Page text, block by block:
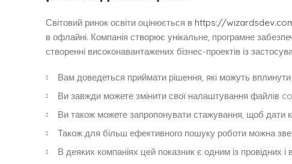
Світовий ринок освіти оцінюється в https://
в офлайні. Компанія створює унікальне, програмне
створенні високонавантажених бізнес-проектів із
Вам доведеться приймати рішення, які можуть вплинути
Ви завжди можете змінити свої налаштування файлів
Ви також можете запропонувати стажування, щоб дати
Також для більш ефективного пошуку роботи можна
В деяких компаніях цей показник є одним із провідних